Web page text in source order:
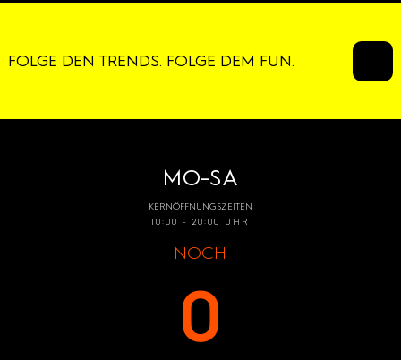
FOLGE DEN TRENDS. FOLGE DEM FUN.
MO-SA
KERNÖFFNUNGSZEITEN
10:00 - 20:00 UHR
NOCH
0